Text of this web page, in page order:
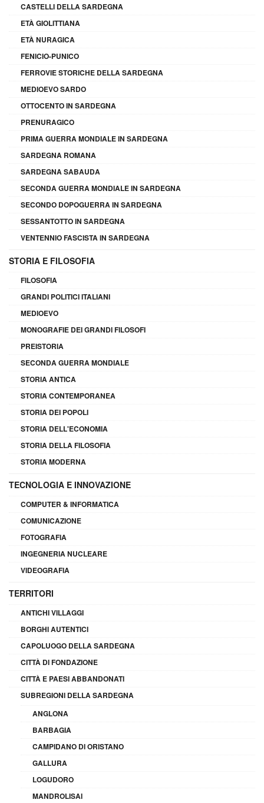
CASTELLI DELLA SARDEGNA
ETÀ GIOLITTIANA
ETÀ NURAGICA
FENICIO-PUNICO
FERROVIE STORICHE DELLA SARDEGNA
MEDIOEVO SARDO
OTTOCENTO IN SARDEGNA
PRENURAGICO
PRIMA GUERRA MONDIALE IN SARDEGNA
SARDEGNA ROMANA
SARDEGNA SABAUDA
SECONDA GUERRA MONDIALE IN SARDEGNA
SECONDO DOPOGUERRA IN SARDEGNA
SESSANTOTTO IN SARDEGNA
VENTENNIO FASCISTA IN SARDEGNA
STORIA E FILOSOFIA
FILOSOFIA
GRANDI POLITICI ITALIANI
MEDIOEVO
MONOGRAFIE DEI GRANDI FILOSOFI
PREISTORIA
SECONDA GUERRA MONDIALE
STORIA ANTICA
STORIA CONTEMPORANEA
STORIA DEI POPOLI
STORIA DELL'ECONOMIA
STORIA DELLA FILOSOFIA
STORIA MODERNA
TECNOLOGIA E INNOVAZIONE
COMPUTER & INFORMATICA
COMUNICAZIONE
FOTOGRAFIA
INGEGNERIA NUCLEARE
VIDEOGRAFIA
TERRITORI
ANTICHI VILLAGGI
BORGHI AUTENTICI
CAPOLUOGO DELLA SARDEGNA
CITTÀ DI FONDAZIONE
CITTÀ E PAESI ABBANDONATI
SUBREGIONI DELLA SARDEGNA
ANGLONA
BARBAGIA
CAMPIDANO DI ORISTANO
GALLURA
LOGUDORO
MANDROLISAI